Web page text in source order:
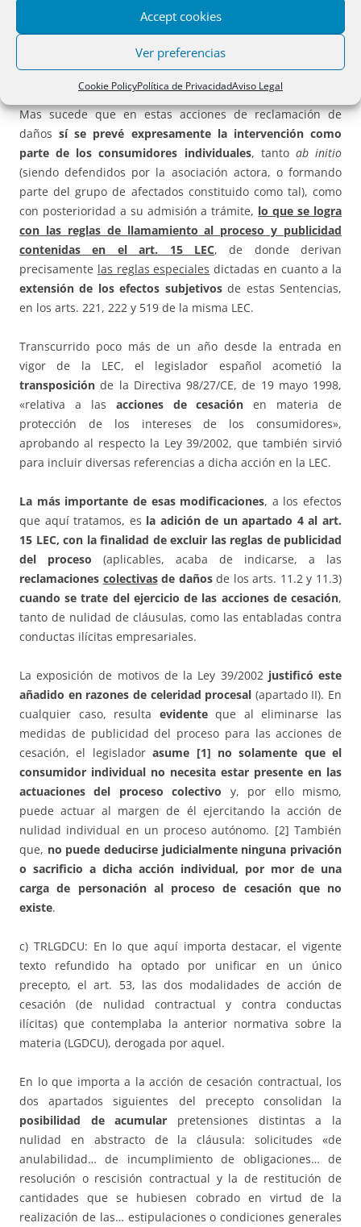
Accept cookies
Ver preferencias
Cookie PolicyPolítica de PrivacidadAviso Legal
determinables) al propio grupo de afectados (ente sin
personalidad jurídica que ostenta la condición de parte –
art. 6.1.7 LEC– y actúa en juicio a través de un
Mas sucede que en estas acciones de reclamación de
dañossí se prevé expresamente la intervención como
parte de los consumidores individuales, tanto ab initio
(siendo defendidos por la asociación actora, o formando
parte del grupo de afectados constituido como tal), como
con posterioridad a su admisión a trámite, lo que se logra
con las reglas de llamamiento al proceso y publicidad
contenidas en el art. 15 LEC, de donde derivan
precisamente las reglas especiales dictadas en cuanto a la
extensión de los efectos subjetivosde estas Sentencias,
en los arts. 221, 222 y 519 de la misma LEC.
Transcurrido poco más de un año desde la entrada en
vigor de la LEC, el legislador español acometió la
transposición de la Directiva 98/27/CE, de 19 mayo 1998,
«relativa a las acciones de cesación en materia de
protección de los intereses de los consumidores»,
aprobando al respecto la Ley 39/2002, que también sirvió
para incluir diversas referencias a dicha acción en la LEC.
La más importante de esas modificaciones, a los efectos
que aquí tratamos, es la adición de un apartado 4 al art.
15 LEC, con la finalidad de excluir las reglas de publicidad
del proceso (aplicables, acaba de indicarse, a las
reclamaciones colectivasde dañosde los arts. 11.2 y 11.3)
cuando se trate del ejercicio de las acciones de cesación,
tanto de nulidad de cláusulas, como las entabladas contra
conductas ilícitas empresariales.
La exposición de motivos de la Ley 39/2002 justificó este
añadido en razones de celeridad procesal (apartado II). En
cualquier caso, resulta evidenteque al eliminarse las
medidas de publicidad del proceso para las acciones de
cesación, el legisladorasume [1] no solamente que el
consumidor individual no necesita estar presente en las
actuaciones del proceso colectivo y, por ello mismo,
puede actuar al margen de él ejercitando la acción de
nulidad individual en un proceso autónomo. [2] También
que, no puede deducirse judicialmente ninguna privación
o sacrificio a dicha acción individual, por mor de una
carga de personación al proceso de cesación que no
existe.
c) TRLGDCU: En lo que aquí importa destacar, el vigente
texto refundido ha optado por unificar en un único
precepto, el art. 53, las dos modalidades de acción de
cesación (de nulidad contractual y contra conductas
ilícitas) que contemplaba la anterior normativa sobre la
materia (LGDCU), derogada por aquel.
En lo que importa a la acción de cesación contractual, los
dos apartados siguientes del precepto consolidan la
posibilidad de acumular pretensiones distintas a la
nulidad en abstracto de la cláusula: solicitudes «de
anulabilidad… de incumplimiento de obligaciones… de
resolución o rescisión contractual y la de restitución de
cantidades que se hubiesen cobrado en virtud de la
realización de las… estipulaciones o condiciones generales